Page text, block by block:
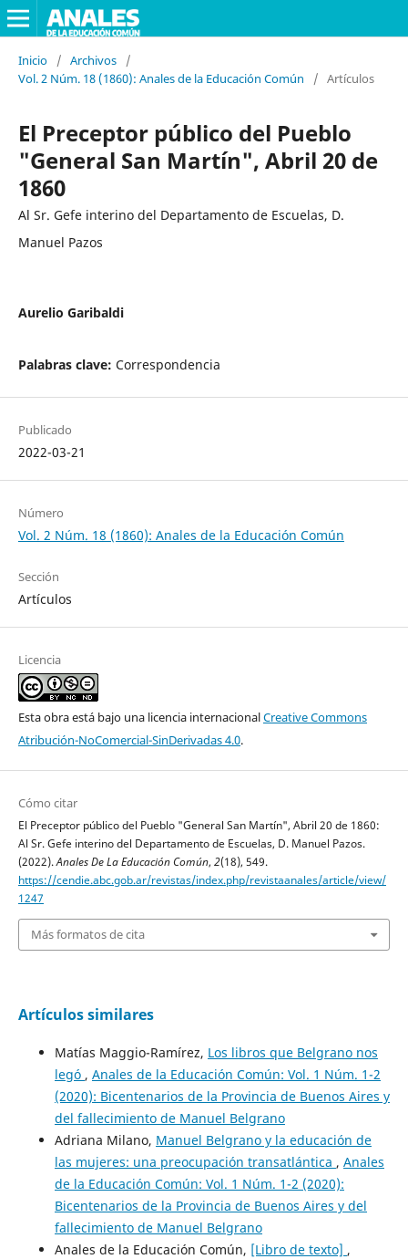
Inicio / Archivos
/
Vol. 2 Núm. 18 (1860): Anales de la Educación Común
/ Artículos
El Preceptor público del Pueblo
"General San Martín", Abril 20 de
1860
Al Sr. Gefe interino del Departamento de Escuelas, D.
Manuel Pazos
Aurelio Garibaldi
Palabras clave: Correspondencia
Publicado
2022-03-21
Número
Vol. 2 Núm. 18 (1860): Anales de la Educación Común
Sección
Artículos
Licencia
Esta obra está bajo una licencia internacionalCreative Commons
Atribución-NoComercial-SinDerivadas 4.0.
Cómo citar
El Preceptor público del Pueblo "General San Martín", Abril 20 de 1860:
Al Sr. Gefe interino del Departamento de Escuelas, D. Manuel Pazos.
(2022).Anales De La Educación Común, 2(18), 549.
https://cendie.abc.gob.ar/revistas/index.php/revistaanales/article/view/
1247
Más formatos de cita
Artículos similares
Matías Maggio-Ramírez, Los libros que Belgrano nos
legó , Anales de la Educación Común: Vol. 1 Núm. 1-2
(2020): Bicentenarios de la Provincia de Buenos Aires y
del fallecimiento de Manuel Belgrano
Adriana Milano, Manuel Belgrano y la educación de
las mujeres: una preocupación transatlántica , Anales
de la Educación Común: Vol. 1 Núm. 1-2 (2020):
Bicentenarios de la Provincia de Buenos Aires y del
fallecimiento de Manuel Belgrano
Anales de la Educación Común, [Libro de texto] ,